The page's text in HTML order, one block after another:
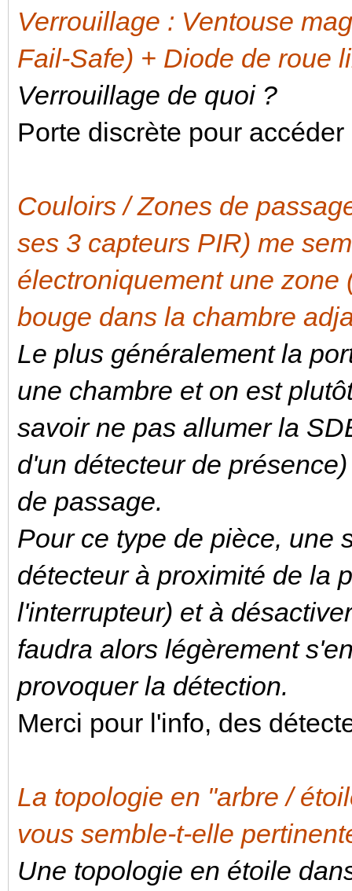
Verrouillage : Ventouse
Fail-Safe) + Diode de roue
Verrouillage de quoi ?
Porte discrète pour
Couloirs / Zones de
ses 3 capteurs PIR) me
électroniquement une
bouge dans la chambre
Le plus généralement la
une chambre et on est
savoir ne pas allumer la
d'un détecteur de
de passage.
Pour ce type de pièce, une
détecteur à proximité de la
l'interrupteur) et à
faudra alors légèrement
provoquer la détection.
Merci pour l'info, des
La topologie en "arbre /
vous semble-t-elle
Une topologie en étoile